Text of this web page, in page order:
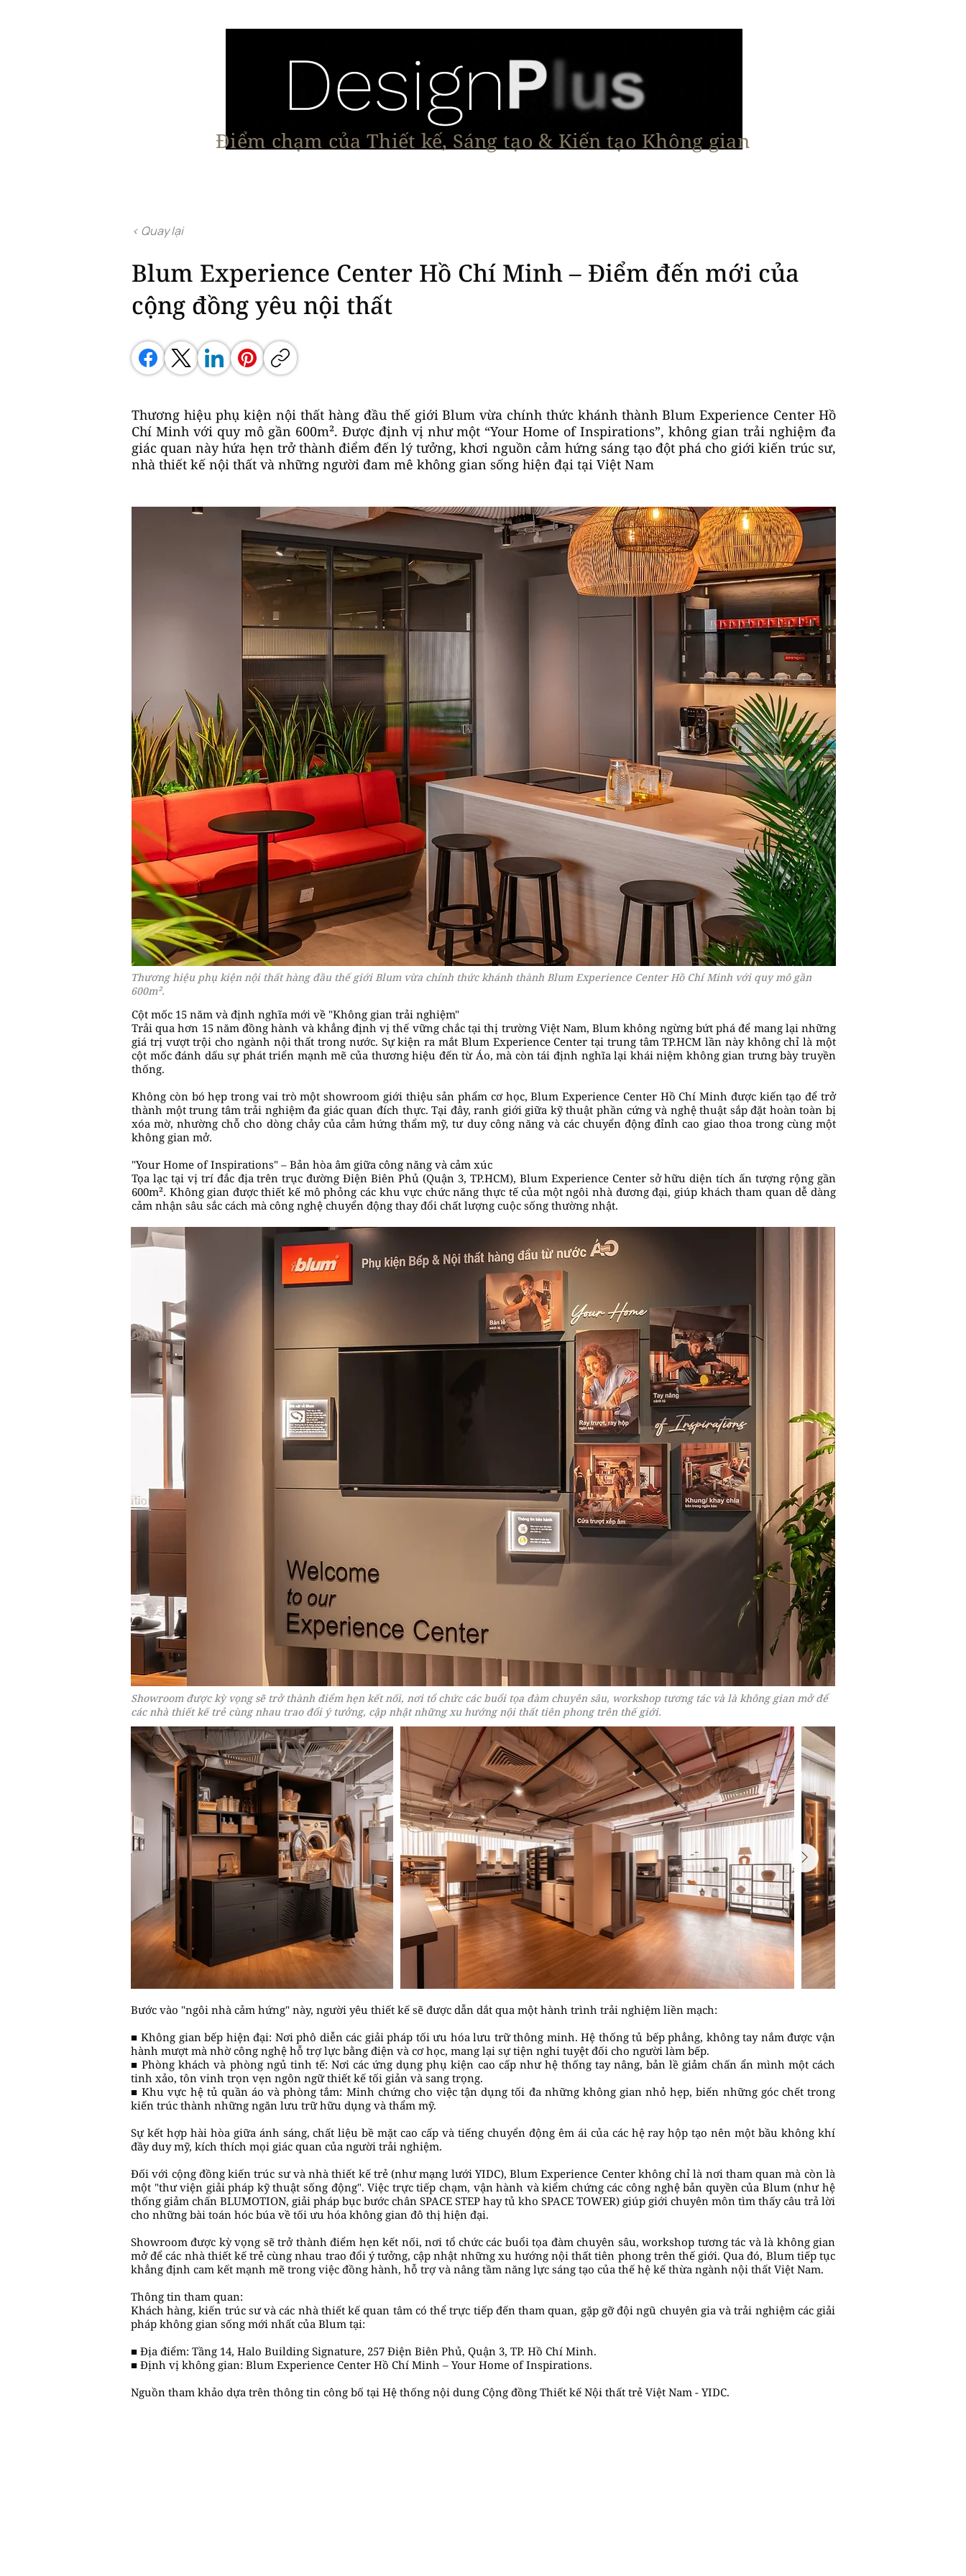
Điểm chạm của Thiết kế, Sáng tạo & Kiến tạo Không gian
< Quay lại
Blum Experience Center Hồ Chí Minh – Điểm đến mới của
cộng đồng yêu nội thất
Thương hiệu phụ kiện nội thất hàng đầu thế giới Blum vừa chính thức khánh thành Blum Experience Center Hồ
Chí Minh với quy mô gần 600m². Được định vị như một “Your Home of Inspirations”, không gian trải nghiệm đa
giác quan này hứa hẹn trở thành điểm đến lý tưởng, khơi nguồn cảm hứng sáng tạo đột phá cho giới kiến trúc sư,
nhà thiết kế nội thất và những người đam mê không gian sống hiện đại tại Việt Nam
Thương hiệu phụ kiện nội thất hàng đầu thế giới Blum vừa chính thức khánh thành Blum Experience Center Hồ Chí Minh với quy mô gần
600m².
Cột mốc 15 năm và định nghĩa mới về "Không gian trải nghiệm"
Trải qua hơn 15 năm đồng hành và khẳng định vị thế vững chắc tại thị trường Việt Nam, Blum không ngừng bứt phá để mang lại những
giá trị vượt trội cho ngành nội thất trong nước. Sự kiện ra mắt Blum Experience Center tại trung tâm TP.HCM lần này không chỉ là một
cột mốc đánh dấu sự phát triển mạnh mẽ của thương hiệu đến từ Áo, mà còn tái định nghĩa lại khái niệm không gian trưng bày truyền
thống.
Không còn bó hẹp trong vai trò một showroom giới thiệu sản phẩm cơ học, Blum Experience Center Hồ Chí Minh được kiến tạo để trở
thành một trung tâm trải nghiệm đa giác quan đích thực. Tại đây, ranh giới giữa kỹ thuật phần cứng và nghệ thuật sắp đặt hoàn toàn bị
xóa mờ, nhường chỗ cho dòng chảy của cảm hứng thẩm mỹ, tư duy công năng và các chuyển động đỉnh cao giao thoa trong cùng một
không gian mở.
"Your Home of Inspirations" – Bản hòa âm giữa công năng và cảm xúc
Tọa lạc tại vị trí đắc địa trên trục đường Điện Biên Phủ (Quận 3, TP.HCM), Blum Experience Center sở hữu diện tích ấn tượng rộng gần
600m². Không gian được thiết kế mô phỏng các khu vực chức năng thực tế của một ngôi nhà đương đại, giúp khách tham quan dễ dàng
cảm nhận sâu sắc cách mà công nghệ chuyển động thay đổi chất lượng cuộc sống thường nhật.
Showroom được kỳ vọng sẽ trở thành điểm hẹn kết nối, nơi tổ chức các buổi tọa đàm chuyên sâu, workshop tương tác và là không gian mở để
các nhà thiết kế trẻ cùng nhau trao đổi ý tưởng, cập nhật những xu hướng nội thất tiên phong trên thế giới.
Bước vào "ngôi nhà cảm hứng" này, người yêu thiết kế sẽ được dẫn dắt qua một hành trình trải nghiệm liền mạch:
■ Không gian bếp hiện đại: Nơi phô diễn các giải pháp tối ưu hóa lưu trữ thông minh. Hệ thống tủ bếp phẳng, không tay nắm được vận
hành mượt mà nhờ công nghệ hỗ trợ lực bằng điện và cơ học, mang lại sự tiện nghi tuyệt đối cho người làm bếp.
■ Phòng khách và phòng ngủ tinh tế: Nơi các ứng dụng phụ kiện cao cấp như hệ thống tay nâng, bản lề giảm chấn ẩn mình một cách
tinh xảo, tôn vinh trọn vẹn ngôn ngữ thiết kế tối giản và sang trọng.
■ Khu vực hệ tủ quần áo và phòng tắm: Minh chứng cho việc tận dụng tối đa những không gian nhỏ hẹp, biến những góc chết trong
kiến trúc thành những ngăn lưu trữ hữu dụng và thẩm mỹ.
Sự kết hợp hài hòa giữa ánh sáng, chất liệu bề mặt cao cấp và tiếng chuyển động êm ái của các hệ ray hộp tạo nên một bầu không khí
đầy duy mỹ, kích thích mọi giác quan của người trải nghiệm.
Đối với cộng đồng kiến trúc sư và nhà thiết kế trẻ (như mạng lưới YIDC), Blum Experience Center không chỉ là nơi tham quan mà còn là
một "thư viện giải pháp kỹ thuật sống động". Việc trực tiếp chạm, vận hành và kiểm chứng các công nghệ bản quyền của Blum (như hệ
thống giảm chấn BLUMOTION, giải pháp bục bước chân SPACE STEP hay tủ kho SPACE TOWER) giúp giới chuyên môn tìm thấy câu trả lời
cho những bài toán hóc búa về tối ưu hóa không gian đô thị hiện đại.
Showroom được kỳ vọng sẽ trở thành điểm hẹn kết nối, nơi tổ chức các buổi tọa đàm chuyên sâu, workshop tương tác và là không gian
mở để các nhà thiết kế trẻ cùng nhau trao đổi ý tưởng, cập nhật những xu hướng nội thất tiên phong trên thế giới. Qua đó, Blum tiếp tục
khẳng định cam kết mạnh mẽ trong việc đồng hành, hỗ trợ và nâng tầm năng lực sáng tạo của thế hệ kế thừa ngành nội thất Việt Nam.
Thông tin tham quan:
Khách hàng, kiến trúc sư và các nhà thiết kế quan tâm có thể trực tiếp đến tham quan, gặp gỡ đội ngũ chuyên gia và trải nghiệm các giải
pháp không gian sống mới nhất của Blum tại:
■ Địa điểm: Tầng 14, Halo Building Signature, 257 Điện Biên Phủ, Quận 3, TP. Hồ Chí Minh.
■ Định vị không gian: Blum Experience Center Hồ Chí Minh – Your Home of Inspirations.
Nguồn tham khảo dựa trên thông tin công bố tại Hệ thống nội dung Cộng đồng Thiết kế Nội thất trẻ Việt Nam - YIDC.